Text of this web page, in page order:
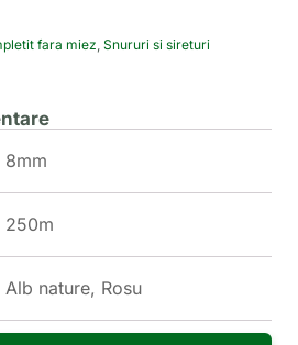
fara miez, Snururi si sireturi
8mm
250m
Alb nature, Rosu